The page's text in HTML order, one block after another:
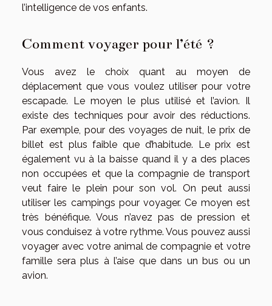
l’intelligence de vos enfants.
Comment voyager pour l’été ?
Vous avez le choix quant au moyen de
déplacement que vous voulez utiliser pour votre
escapade. Le moyen le plus utilisé et l’avion. Il
existe des techniques pour avoir des réductions.
Par exemple, pour des voyages de nuit, le prix de
billet est plus faible que d’habitude. Le prix est
également vu à la baisse quand il y a des places
non occupées et que la compagnie de transport
veut faire le plein pour son vol. On peut aussi
utiliser les campings pour voyager. Ce moyen est
très bénéfique. Vous n’avez pas de pression et
vous conduisez à votre rythme. Vous pouvez aussi
voyager avec votre animal de compagnie et votre
famille sera plus à l’aise que dans un bus ou un
avion.